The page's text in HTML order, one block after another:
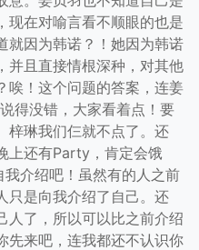
现在对喻言看不顺眼的也是
就因为韩诺？！她因为韩诺
并且直接情根深种，对其他
唉！这个问题的答案，连姜
得没错，大家看着点！要
梓琳我们仨就不点了。还
上还有Party，肯定会饿
我介绍吧！虽然有的人之前
只是向我介绍了自己。还
人了，所以可以比之前介绍
先来吧，连我都还不认识你